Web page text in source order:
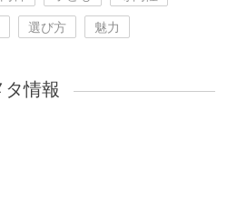
選び方 魅力
タ情報